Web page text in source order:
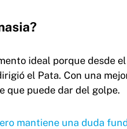
ideal porque desde
el Pata. Con una
que puede dar del golpe.
mantiene una duda